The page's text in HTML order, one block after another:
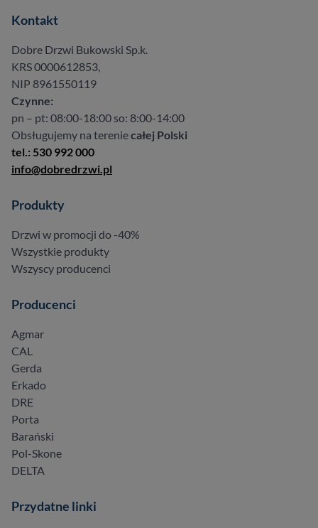
Kontakt
Dobre Drzwi Bukowski Sp.k.
KRS 0000612853,
NIP 8961550119
Czynne:
pn – pt: 08:00-18:00 so: 8:00-14:00
Obsługujemy na tereniecałej Polski
tel.: 530 992 000
info@dobredrzwi.pl
Produkty
Drzwi w promocji do -40%
Wszystkie produkty
Wszyscy producenci
Producenci
Agmar
CAL
Gerda
Erkado
DRE
Porta
Barański
Pol-Skone
DELTA
Przydatne linki